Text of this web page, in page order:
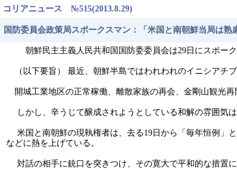
コリアニュース №515(2013.8.29)
国防委員会政策局スポークスマン：「米国と南朝鮮当局は熟
朝鮮民主主義人民共和国国防委委員会は29日にスポーク
（以下要旨） 最近、朝鮮半島ではわれわれのイニシアチ
開城工業地区の正常稼働、離散家族の再会、金剛山観光
しかし、辛うじて醸成されようとしている和解の雰囲気
米国と南朝鮮の現執権者は、去る19日から「毎年恒例」
などに熱を上げている。
対話の相手に銃口を突きつけ、その寛大で平和的な措置